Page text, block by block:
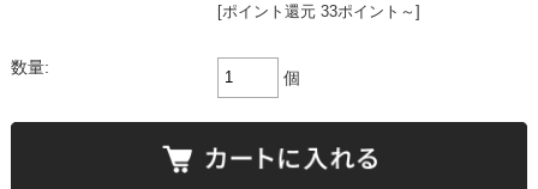
[ポイント還元 33ポイント～]
数量:
個